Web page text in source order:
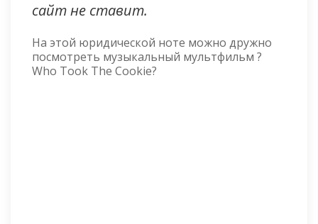
сайт не ставит.
На этой юридической ноте можно дружно
посмотреть музыкальный мультфильм ?
Who Took The Cookie?